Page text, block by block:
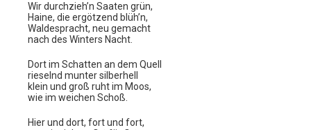
Wir durchzieh’n Saaten grün,
Haine, die ergötzend blüh’n,
Waldespracht, neu gemacht
nach des Winters Nacht.
Dort im Schatten an dem Quell
rieselnd munter silberhell
klein und groß ruht im Moos,
wie im weichen Schoß.
Hier und dort, fort und fort,